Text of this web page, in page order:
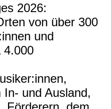
2026:
von über 300
und
4.000
und Ausland,